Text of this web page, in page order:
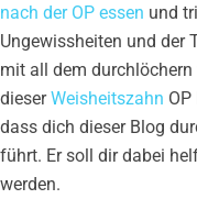
nach der OP essen und
Ungewissheiten und der
mit all dem
dieserWeisheitszahn
dass dich dieser Blog
führt. Er soll dir dabei
werden.